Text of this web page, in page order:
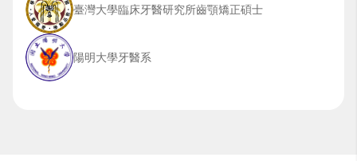
臺灣大學臨床牙醫研究所齒顎矯正碩士
陽明大學牙醫系